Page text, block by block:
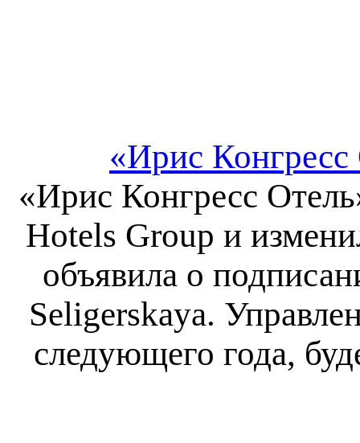
«Ирис
«Ирис Конгресс
Hotels Group и
объявила о
Seligerskaya.
следующего года,